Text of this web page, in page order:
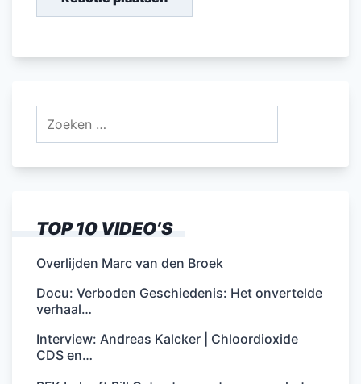
TOP 10 VIDEO’S
Overlijden Marc van den Broek
Docu: Verboden Geschiedenis: Het onvertelde
verhaal…
Interview: Andreas Kalcker | Chloordioxide
CDS en…